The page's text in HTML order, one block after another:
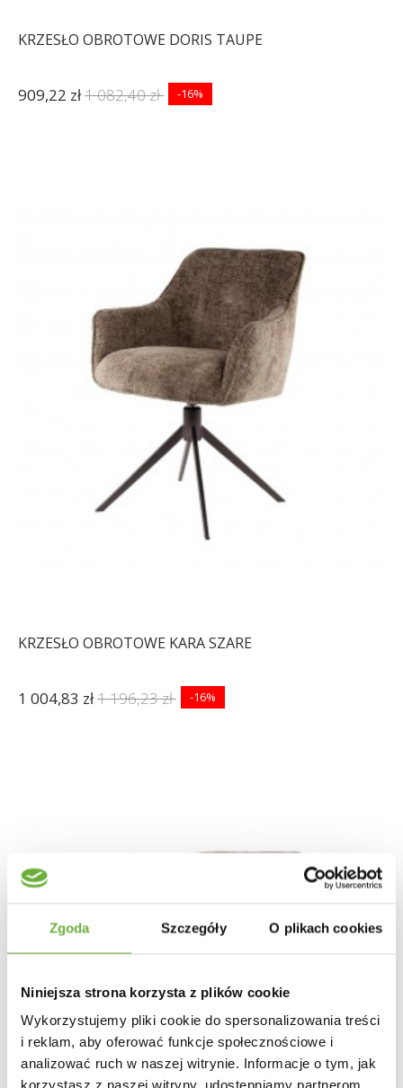
Zgoda Szczegóły O plikach cookies
Niniejsza strona korzysta z plików cookie
Wykorzystujemy pliki cookie do spersonalizowania treści
i reklam, aby oferować funkcje społecznościowe i
analizować ruch w naszej witrynie. Informacje o tym, jak
korzystasz z naszej witryny, udostępniamy partnerom
KRZESŁO OBROTOWE DORIS TAUPE
909,22 zł1 082,40 zł -16%
KRZESŁO OBROTOWE KARA SZARE
1 004,83 zł1 196,23 zł -16%